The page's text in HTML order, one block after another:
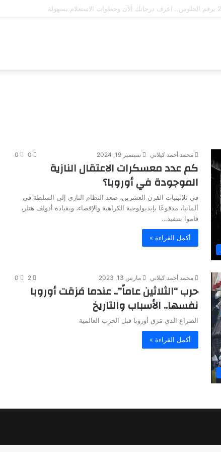
محمد أحمد كيلاني سبتمبر 19, 2024 0
0
كم عدد معسكرات الاعتقال النازية
الموجودة في أوروبا؟
في ثلاثينيات القرن العشرين، صعد النظام النازي إلى السلطة في
ألمانيا، مدفوعًا بإيديولوجية الكراهية والإقصاء، وبقيادة أدولف هتلر،
قاموا بتنفيذ…
أكمل القراءة »
محمد أحمد كيلاني مارس 13, 2023 2
0
حرب “الثلاثين عاماً”.. عندما مَزقت أوروبا
نفسها.. الأسباب والتاريخ
الصراع الذي مَزق أوروبا قبل الحرب العالمية
أكمل القراءة »